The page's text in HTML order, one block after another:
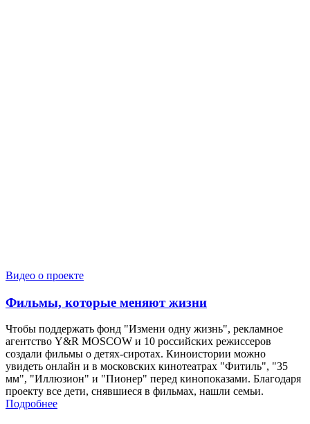
Видео о проекте
Фильмы, которые меняют жизни
Чтобы поддержать фонд "Измени одну жизнь", рекламное
агентство Y&R MOSCOW и 10 российских режиссеров
создали фильмы о детях-сиротах. Киноистории можно
увидеть онлайн и в московских кинотеатрах "Фитиль", "35
мм", "Иллюзион" и "Пионер" перед кинопоказами. Благодаря
проекту все дети, снявшиеся в фильмах, нашли семьи.
Подробнее